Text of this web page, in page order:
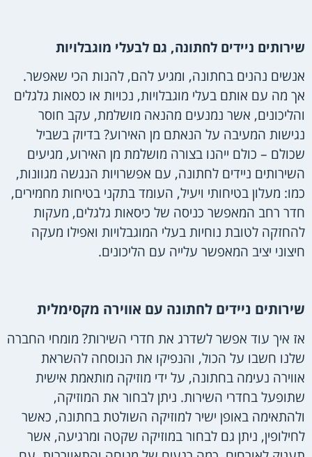
שירותים ניידים לחתונה, גם לבעלי מוגבלויות
אנשים נהנים בחתונה, ומגיע להם, להנות הכי שאפשר.
אך מה עם אותם בעלי מוגבלויות, נכויות או כסאות גלגלים
והליכונים, אשר נמנעים מהנאה מושלמת, עקב חוסר
נגישות המעיבה על הנאתם מן האירוע? בדיוק בשביל
שכולם – כולם ייהנו בצורה מושלמת מן האירוע, מגיעים
השירותים ניידים לחתונה, עם אפשרויות הנגשה מגוונות,
כמו: מעלון בטיחותי ויעיל, העומד בתקני בטיחות מחמירים,
חדר רחב המאפשר כניסה של כיסאות גלגלים, מעקות
להחזקה לטובת נוחיות בעלי המוגבלויות ואפילו מעקה
חיצוני יציב המאפשר עלייה עם הליכונים.
שירותים ניידים לחתונה עם אווירה מקסימלית
אז איך עוד אפשר לשדרג את חדרי השירות? מומחי החברה
שלנו חשבו על הכול, והנפיקו את הנוסחה להשראת
אווירה נעימה בחתונה, על ידי מוזיקה מותאמת אישית
שתופעל בחדרי השירות. ניתן לבחור את המוזיקה,
ולהתאימה באופן ישיר למוזיקה השולטת בחתונה, כאשר
לחילופין, ניתן גם לבחור במוזיקה שקטה ומרגיעה, אשר